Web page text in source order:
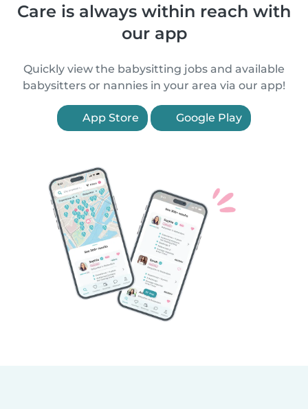
Care is always within reach with
our app
Quickly view the babysitting jobs and available
babysitters or nannies in your area via our app!
App Store Google Play